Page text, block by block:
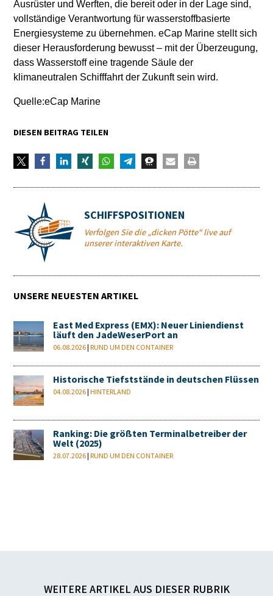
Ausrüster und Werften, die bereit oder in der Lage sind,
vollständige Verantwortung für wasserstoffbasierte
Energiesysteme zu übernehmen. eCap Marine stellt sich
dieser Herausforderung bewusst – mit der Überzeugung,
dass Wasserstoff eine tragende Säule der
klimaneutralen Schifffahrt der Zukunft sein wird.
Quelle:eCap Marine
DIESEN BEITRAG TEILEN
SCHIFFSPOSITIONEN
Verfolgen Sie die „dicken Pötte“ live auf
unserer interaktiven Karte.
UNSERE NEUESTEN ARTIKEL
East Med Express (EMX): Neuer Liniendienst
läuft den JadeWeserPort an
06.08.2026 |RUND UM DEN CONTAINER
Historische Tiefststände in deutschen Flüssen
04.08.2026 |HINTERLAND
Ranking: Die größten Terminalbetreiber der
Welt (2025)
28.07.2026 |RUND UM DEN CONTAINER
WEITERE ARTIKEL AUS DIESER RUBRIK